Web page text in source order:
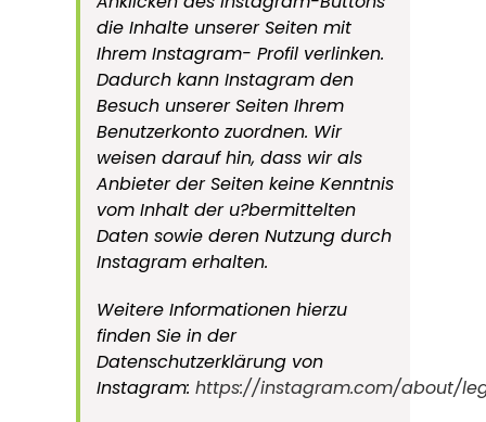
die Inhalte unserer Seiten mit
Ihrem Instagram- Profil verlinken.
Dadurch kann Instagram den
Besuch unserer Seiten Ihrem
Benutzerkonto zuordnen. Wir
weisen darauf hin, dass wir als
Anbieter der Seiten keine Kenntnis
vom Inhalt der u?bermittelten
Daten sowie deren Nutzung durch
Instagram erhalten.
Weitere Informationen hierzu
finden Sie in der
Datenschutzerklärung von
Instagram: https://instagram.com/about/